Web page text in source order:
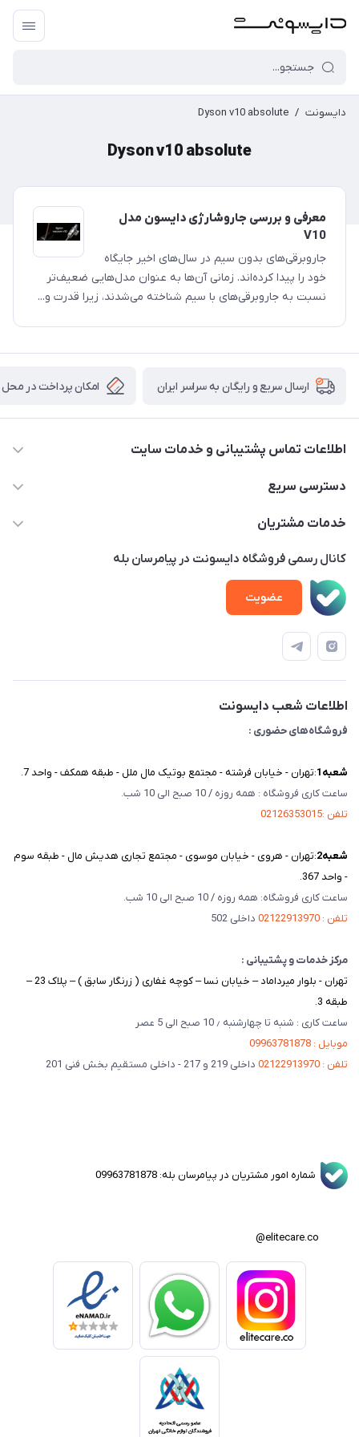
دایسونت /
Dyson v10 absolute
Dyson v10 absolute
معرفی و بررسی جاروشارژی دایسون مدل
V10
جاروبرقی‌های بدون سیم در سال‌های اخیر جایگاه
خود را پیدا کرده‌اند. زمانی آن‌ها به عنوان مدل‌هایی ضعیف‌تر
نسبت به جاروبرقی‌های با سیم شناخته می‌شدند، زیرا قدرت و...
ارسال سریع و رایگان به سراسر ایران امکان پرداخت در محل
اطلاعات تماس پشتیبانی و خدمات سایت
02122913970 داخلی 219
پلاک 23 – طبقه 3
دسترسی سریع
خانه
ویدئو‌های آموزشی
دفترچه راهنمای محصولات
درباره ما
تماس با ما
خدمات مشتریان
امور مشتریان
حساب کاربری
قوانین و مقررات
کانال رسمی فروشگاه دایسونت در پیامرسان بله
عضویت
اطلاعات شعب دایسونت
فروشگاه‌های حضوری :
شعبه‌1 :تهران - خیابان فرشته - مجتمع بوتیک مال ملل - طبقه همکف - واحد 7.
ساعت کاری فروشگاه : همه روزه / 10 صبح الی 10 شب.
تلفن :02126353015
شعبه‌2 :تهران - هروی - خیابان موسوی - مجتمع تجاری هدیش مال - طبقه سوم
- واحد 367.
ساعت کاری فروشگاه: همه روزه / 10 صبح الی 10 شب.
تلفن : 02122913970
داخلی 502
مرکز خدمات و پشتیبانی :
تهران - بلوار میرداماد – خیابان نسا – کوچه غفاری ( زرنگار سابق ) – پلاک 23 –
طبقه 3.
ساعت کاری : شنبه تا چهارشنبه ٫ 10 صبح الی 5 عصر
موبایل : 09963781878
تلفن : 02122913970
داخلی 219 و 217 - داخلی مستقیم بخش فنی 201
شماره امور مشتریان در پیامرسان بله: 09963781878